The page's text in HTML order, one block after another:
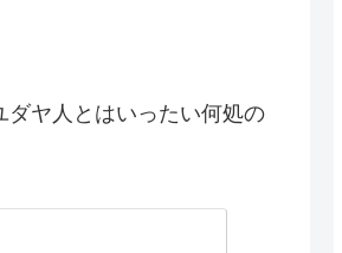
ダヤ人とはいったい何処の